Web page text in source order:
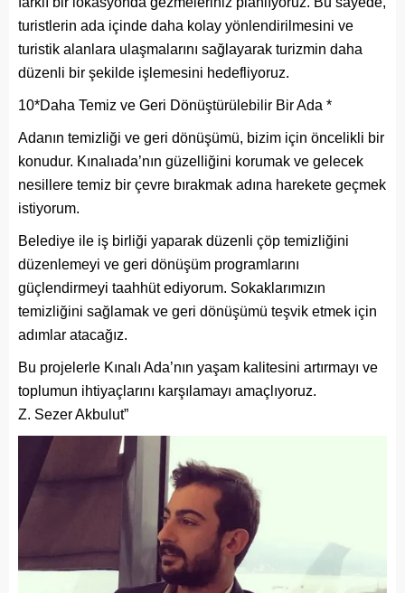
turistlerin ada içinde daha kolay yönlendirilmesini ve
turistik alanlara ulaşmalarını sağlayarak turizmin daha
düzenli bir şekilde işlemesini hedefliyoruz.
10*Daha Temiz ve Geri Dönüştürülebilir Bir Ada *
Adanın temizliği ve geri dönüşümü, bizim için öncelikli bir
konudur. Kınalıada’nın güzelliğini korumak ve gelecek
nesillere temiz bir çevre bırakmak adına harekete geçmek
istiyorum.
Belediye ile iş birliği yaparak düzenli çöp temizliğini
düzenlemeyi ve geri dönüşüm programlarını
güçlendirmeyi taahhüt ediyorum. Sokaklarımızın
temizliğini sağlamak ve geri dönüşümü teşvik etmek için
adımlar atacağız.
Bu projelerle Kınalı Ada’nın yaşam kalitesini artırmayı ve
toplumun ihtiyaçlarını karşılamayı amaçlıyoruz.
Z. Sezer Akbulut”